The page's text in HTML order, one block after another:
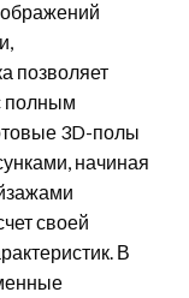
позволяет
полным
3D-полы
начиная
своей
В